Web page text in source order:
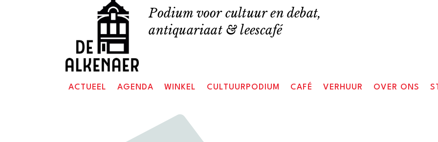
Podium voor cultuur en debat,
antiquariaat & leescafé
ACTUEEL AGENDA WINKEL CULTUURPODIUM CAFÉ VERHUUR OVER ONS